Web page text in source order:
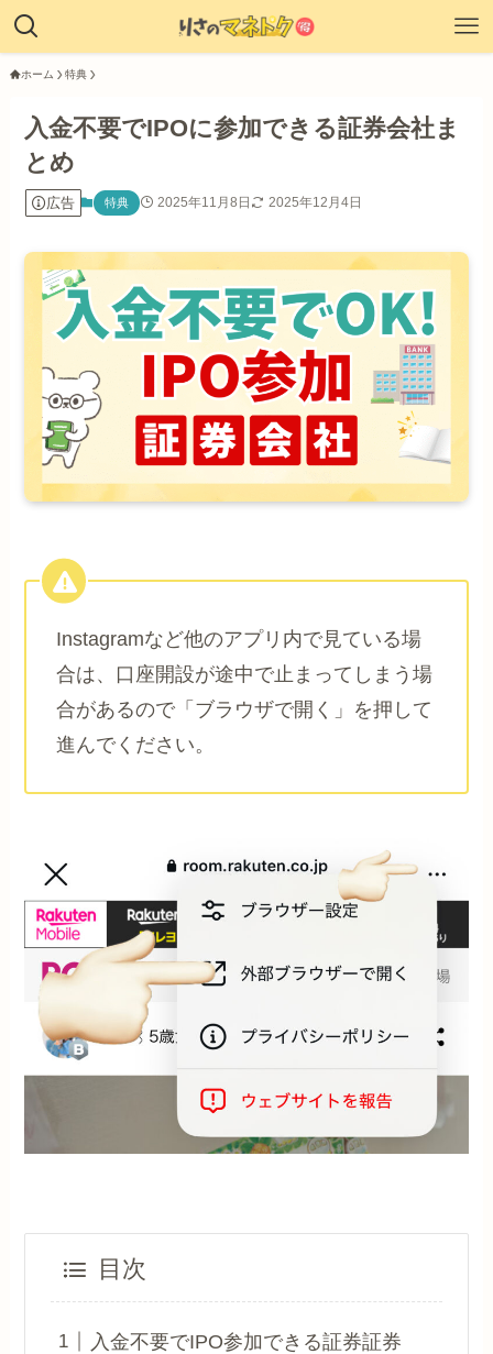
ホーム 特典
入金不要でIPOに参加できる証券会社ま
とめ
広告 特典 2025年11月8日 2025年12月4日
Instagramなど他のアプリ内で見ている場
合は、口座開設が途中で止まってしまう場
合があるので「ブラウザで開く」を押して
進んでください。
目次
入金不要でIPO参加できる証券証券